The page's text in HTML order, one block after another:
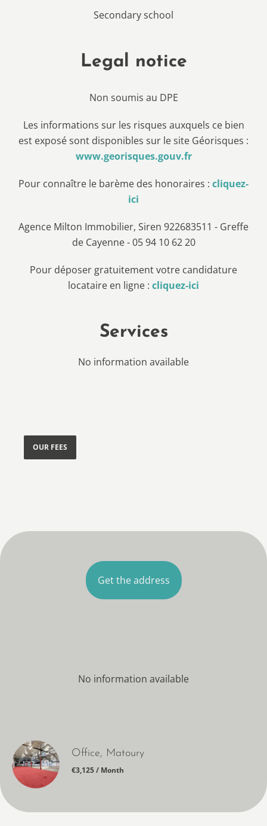
Secondary school
Legal notice
Non soumis au DPE
Les informations sur les risques auxquels ce bien
est exposé sont disponibles sur le site Géorisques :
www.georisques.gouv.fr
Pour connaître le barème des honoraires : cliquez-
ici
Agence Milton Immobilier, Siren 922683511 - Greffe
de Cayenne - 05 94 10 62 20
Pour déposer gratuitement votre candidature
locataire en ligne : cliquez-ici
Services
No information available
OUR FEES
Get the address
No information available
Office, Matoury
€3,125 / Month